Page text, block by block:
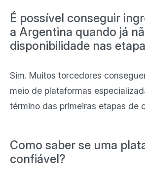
É possível conseguir
a Argentina quando já
disponibilidade nas
Sim. Muitos torcedores
meio de plataformas
término das primeiras etapas de
Como saber se uma
confiável?